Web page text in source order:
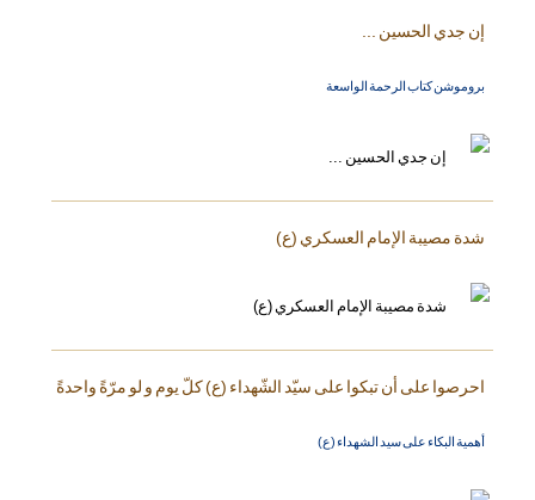
إن جدي الحسين ...
بروموشن كتاب الرحمة الواسعة
شدة مصيبة الإمام العسكري (ع)
احرصوا على أن تبكوا على سيّد الشّهداء (ع) كلّ يوم و لو مرّةً واحدةً
أهمية البكاء على سيد الشهداء (ع)